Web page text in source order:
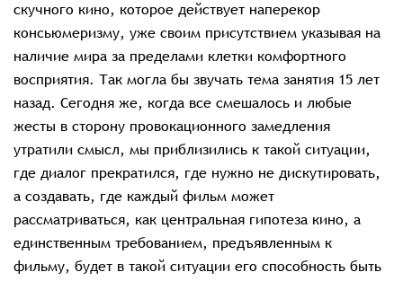
скучного кино, которое действует наперекор
консьюмеризму, уже своим присутствием указывая на
наличие мира за пределами клетки комфортного
восприятия. Так могла бы звучать тема занятия 15 лет
назад. Сегодня же, когда все смешалось и любые
жесты в сторону провокационного замедления
утратили смысл, мы приблизились к такой ситуации,
где диалог прекратился, где нужно не дискутировать,
а создавать, где каждый фильм может
рассматриваться, как центральная гипотеза кино, а
единственным требованием, предъявленным к
фильму, будет в такой ситуации его способность быть